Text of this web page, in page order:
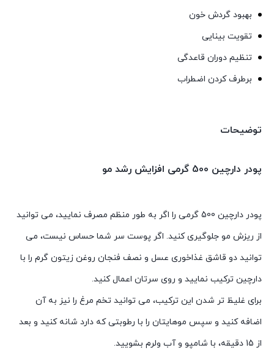
بهبود گردش خون
تقویت بینایی
تنظیم دوران قاعدگی
برطرف کردن اضطراب
توضیحات
پودر دارچین 500 گرمی افزایش رشد مو
پودر دارچین 500 گرمی را اگر به طور منظم مصرف نمایید، می توانید
از ریزش مو جلوگیری کنید. اگر پوست سر شما حساس نیست، می
توانید دو قاشق غذاخوری عسل و نصف فنجان روغن زیتون گرم را با
دارچین ترکیب نمایید و روی سرتان اعمال کنید.
برای غلیظ تر شدن این ترکیب، می توانید تخم مرغ را نیز به آن
اضافه کنید و سپس موهایتان را با رطوبتی که دارد شانه کنید و بعد
از 15 دقیقه، با شامپو و آب ولرم بشویید.